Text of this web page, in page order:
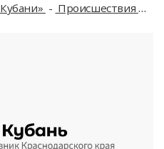
Происшествия